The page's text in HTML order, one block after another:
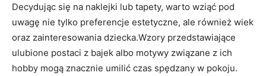
Decydując się na naklejki lub tapety, warto wziąć pod
uwagę nie tylko preferencje estetyczne, ale również ‍wiek
oraz zainteresowania dziecka.Wzory przedstawiające
ulubione ​postaci z bajek albo motywy związane z ich
hobby ‌mogą znacznie ⁢umilić czas spędzany w ⁤pokoju.